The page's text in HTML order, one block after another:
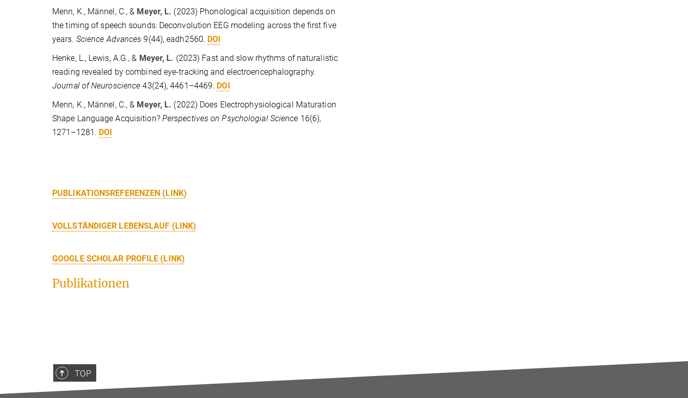
Menn, K., Männel, C., & Meyer, L. (2023) Phonological acquisition depends on
the timing of speech sounds: Deconvolution EEG modeling across the first five
years. Science Advances 9(44), eadh2560. DOI
Henke, L., Lewis, A.G., & Meyer, L. (2023) Fast and slow rhythms of naturalistic
reading revealed by combined eye-tracking and electroencephalography.
Journal of Neuroscience 43(24), 4461–4469. DOI
Menn, K., Männel, C., & Meyer, L. (2022) Does Electrophysiological Maturation
Shape Language Acquisition? Perspectives on Psychologial Science 16(6),
1271–1281. DOI
PUBLIKATIONSREFERENZEN (LINK)
VOLLSTÄNDIGER LEBENSLAUF (LINK)
GOOGLE SCHOLAR PROFILE (LINK)
Publikationen
TOP